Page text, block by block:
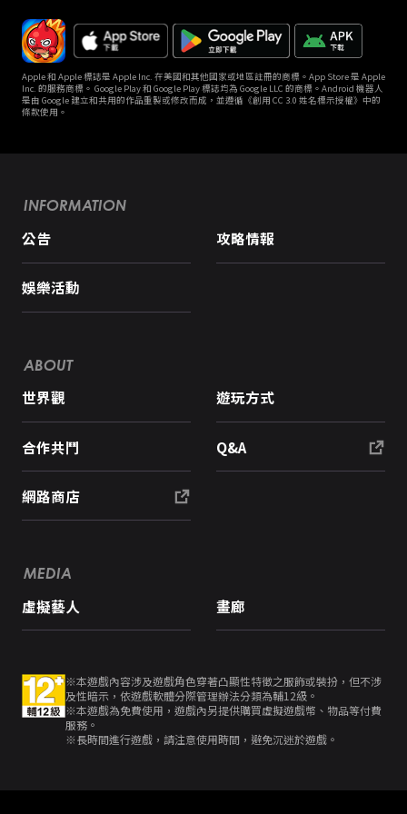
Apple 和 Apple 標誌是 Apple Inc. 在美國和其他國家或地區註冊的商標。App Store 是 Apple
Inc. 的服務商標。 Google Play 和 Google Play 標誌均為 Google LLC 的商標。Android 機器人
是由 Google 建立和共用的作品重製或修改而成，並遵循《創用 CC 3.0 姓名標示授權》中的
條款使用。
INFORMATION
公告 攻略情報
娛樂活動
ABOUT
世界觀 遊玩方式
合作共鬥 Q&A
網路商店
MEDIA
虛擬藝人 畫廊
※本遊戲內容涉及遊戲角色穿著凸顯性特徵之服飾或裝扮，但不涉
及性暗示，依遊戲軟體分際管理辦法分類為輔12級。
※本遊戲為免費使用，遊戲內另提供購買虛擬遊戲幣、物品等付費
服務。
※長時間進行遊戲，請注意使用時間，避免沉迷於遊戲。